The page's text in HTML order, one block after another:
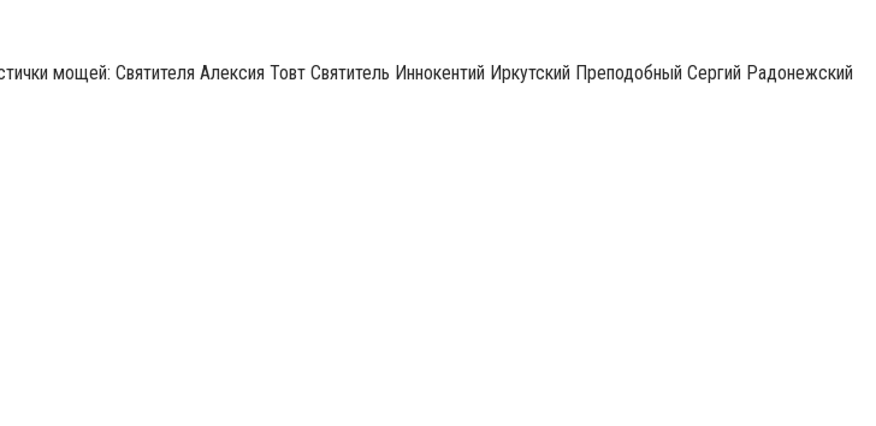
мощей: Святителя Алексия Товт Святитель Иннокентий Иркутский Преподобный Сергий Радонежский